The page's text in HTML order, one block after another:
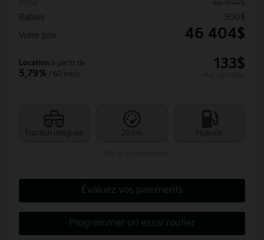
Rabais
500$
Votre prix
46 404$
Location à partir de
5,79% / 60 mois
133$
Traction intégrale 20 km Hybride
Évaluez vos paiements
Programmer un essai routier